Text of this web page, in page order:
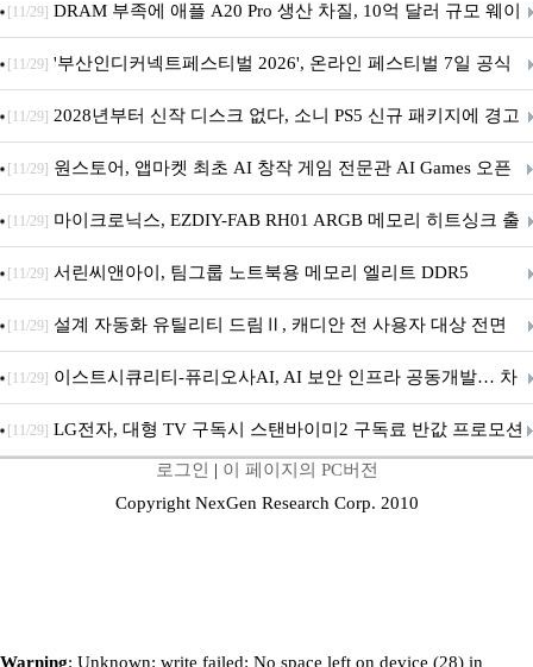
[11/29] DRAM 부족에 애플 A20 Pro 생산 차질, 10억 달러 규모 웨이
퍼 대기
[11/29] '부산인디커넥트페스티벌 2026', 온라인 페스티벌 7일 공식
개막... 22일간 진행
[11/29] 2028년부터 신작 디스크 없다, 소니 PS5 신규 패키지에 경고
문 추가
[11/29] 원스토어, 앱마켓 최초 AI 창작 게임 전문관 AI Games 오픈
[11/29] 마이크로닉스, EZDIY-FAB RH01 ARGB 메모리 히트싱크 출
시
[11/29] 서린씨앤아이, 팀그룹 노트북용 메모리 엘리트 DDR5
5600MHz 16GB 출시
[11/29] 설계 자동화 유틸리티 드림Ⅱ, 캐디안 전 사용자 대상 전면
무상 배포
[11/29] 이스트시큐리티-퓨리오사AI, AI 보안 인프라 공동개발… 차
세대 AI 보안 플랫폼 구축
[11/29] LG전자, 대형 TV 구독시 스탠바이미2 구독료 반값 프로모션
로그인 | 이 페이지의 PC버전
Copyright NexGen Research Corp. 2010
Warning: Unknown: write failed: No space left on device (28) in